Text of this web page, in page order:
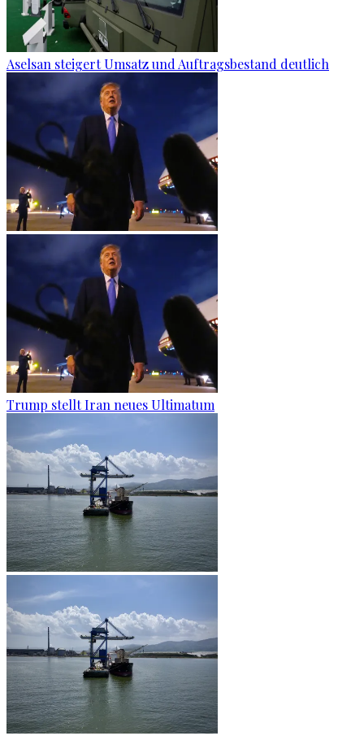
Aselsan steigert Umsatz und Auftragsbestand deutlich
Trump stellt Iran neues Ultimatum